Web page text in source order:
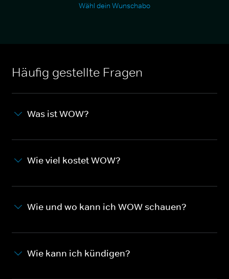
Wähl dein Wunschabo
Häufig gestellte Fragen
Was ist WOW?
Wie viel kostet WOW?
Wie und wo kann ich WOW schauen?
Wie kann ich kündigen?